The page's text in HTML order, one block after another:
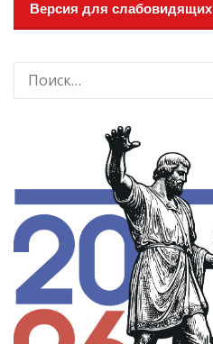
Версия для слабовидящих